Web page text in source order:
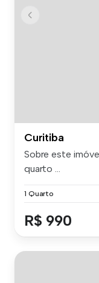
Curitiba
Sobre este
quarto ...
1 Quarto
R$ 990